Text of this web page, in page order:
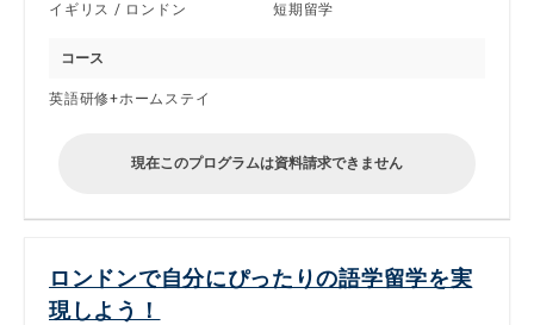
イギリス / ロンドン 短期留学
コース
英語研修+ホームステイ
現在このプログラムは資料請求できません
ロンドンで自分にぴったりの語学留学を実
現しよう！